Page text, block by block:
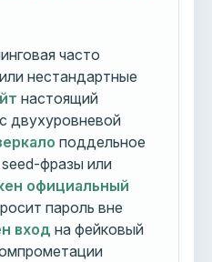
часто
нестандартные
настоящий
двухуровневой
поддельное
фразы или
официальный
пароль вне
вход на фейковый